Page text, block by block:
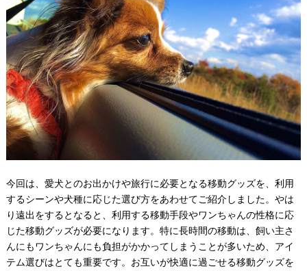
今回は、愛犬とのお出かけや旅行に必要となる移動グッズを、利用
するシーンや犬種に応じた選び方をあわせてご紹介しました。やは
り遠出をするとなると、利用する移動手段やワンちゃんの性格に応
じた移動グッズが必要になります。特に長時間の移動は、飼い主さ
んにもワンちゃんにも負担がかかってしまうことが多いため、アイ
テム選びはとても重要です。お互いが快適に過ごせる移動グッズを